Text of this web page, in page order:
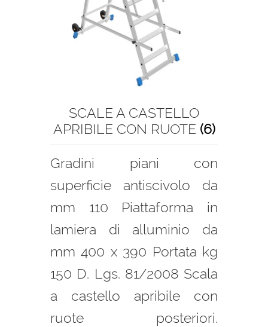
SCALE A CASTELLO
APRIBILE CON RUOTE (6)
Gradini piani con
superficie antiscivolo da
mm 110 Piattaforma in
lamiera di alluminio da
mm 400 x 390 Portata kg
150 D. Lgs. 81/2008 Scala
a castello apribile con
ruote posteriori.